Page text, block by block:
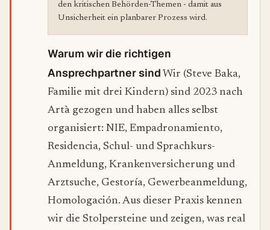
den kritischen Behörden-Themen - damit aus
Unsicherheit ein planbarer Prozess wird.
Warum wir die richtigen
Ansprechpartner sind Wir (Steve Baka,
Familie mit drei Kindern) sind 2023 nach
Artà gezogen und haben alles selbst
organisiert: NIE, Empadronamiento,
Residencia, Schul- und Sprachkurs-
Anmeldung, Krankenversicherung und
Arztsuche, Gestoría, Gewerbeanmeldung,
Homologación. Aus dieser Praxis kennen
wir die Stolpersteine und zeigen, was real